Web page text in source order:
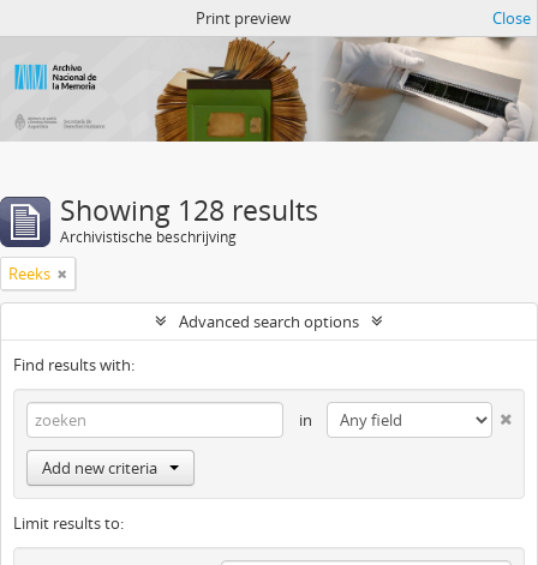
Print preview Close
Showing 128 results
Archivistische beschrijving
Reeks
Advanced search options
Find results with:
in
Add new criteria
Limit results to: